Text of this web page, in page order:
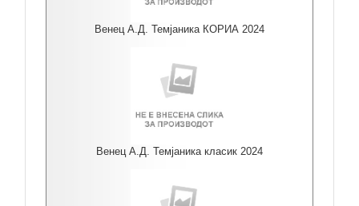
Венец А.Д. Темјаника КОРИА 2024
Венец А.Д. Темјаника класик 2024